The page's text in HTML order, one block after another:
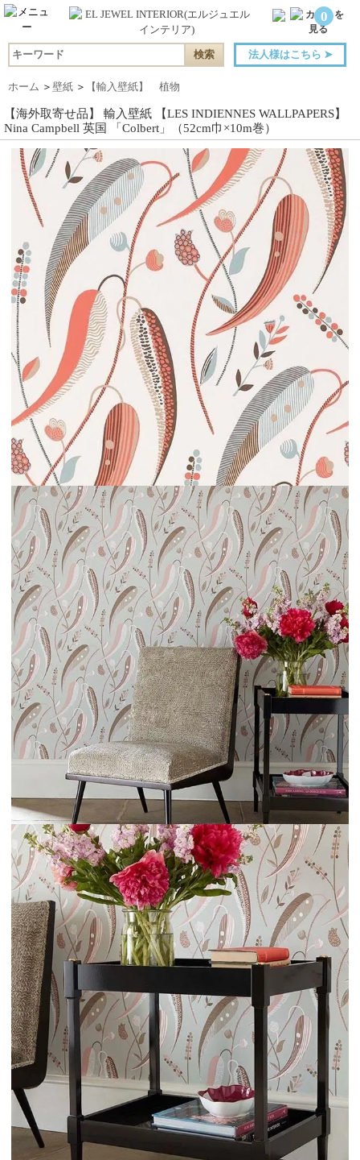
0
法人様はこちら ➤
ホーム ＞ 壁紙 ＞ 【輸入壁紙】 植物
【海外取寄せ品】 輸入壁紙 【LES INDIENNES WALLPAPERS】
Nina Campbell 英国 「Colbert」（52cm巾×10m巻）